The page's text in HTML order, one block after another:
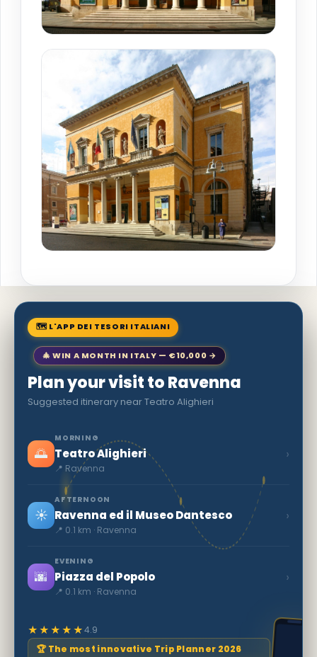
🗺 L'APP DEI TESORI ITALIANI
🎄 WIN A MONTH IN ITALY — €10,000 →
Plan your visit to Ravenna
Suggested itinerary near Teatro Alighieri
🌅
MORNING
Teatro Alighieri
📍 Ravenna
›
☀️
AFTERNOON
Ravenna ed il Museo Dantesco
📍 0.1 km · Ravenna
›
🌆
EVENING
Piazza del Popolo
📍 0.1 km · Ravenna
›
★★★★★4.9
🏆 The most innovative Trip Planner 2026